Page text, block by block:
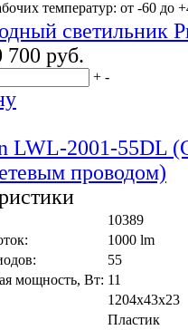
температур: от -60 до
светильник
700 руб.
+ -
LWL-2001-55DL
проводом)
10389
1000 lm
55
мощность, Вт: 11
1204x43х23
Пластик